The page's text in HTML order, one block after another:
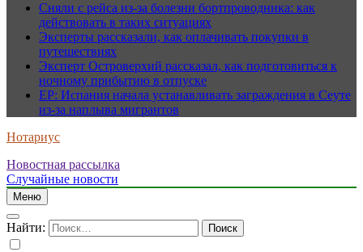
Сняли с рейса из-за болезни бортпроводника: как
действовать в таких ситуациях
Эксперты рассказали, как оплачивать покупки в
путешествиях
Эксперт Островерхий рассказал, как подготовиться к
ночному прибытию в отпуске
EP: Испания начала устанавливать заграждения в Сеуте
из-за наплыва мигрантов
Нотариус
Новостная рассылка
Случайные новости
Меню
Найти: